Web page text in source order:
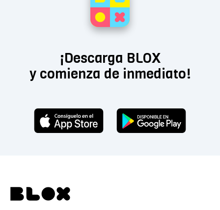
¡Descarga BLOX
y comienza de inmediato!